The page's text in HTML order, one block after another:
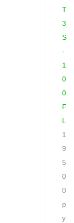
T
3
S
-
1
0
0
F
L
1
9
5
0
0
р
у